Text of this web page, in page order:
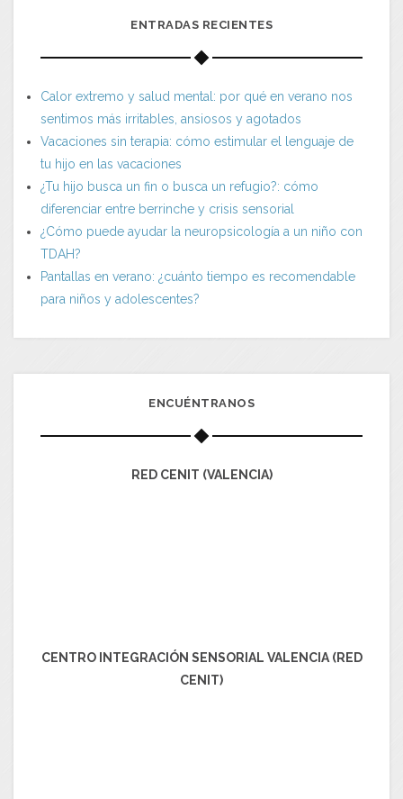
ENTRADAS RECIENTES
Calor extremo y salud mental: por qué en verano nos
sentimos más irritables, ansiosos y agotados
Vacaciones sin terapia: cómo estimular el lenguaje de
tu hijo en las vacaciones
¿Tu hijo busca un fin o busca un refugio?: cómo
diferenciar entre berrinche y crisis sensorial
¿Cómo puede ayudar la neuropsicología a un niño con
TDAH?
Pantallas en verano: ¿cuánto tiempo es recomendable
para niños y adolescentes?
ENCUÉNTRANOS
RED CENIT (VALENCIA)
CENTRO INTEGRACIÓN SENSORIAL VALENCIA (RED
CENIT)